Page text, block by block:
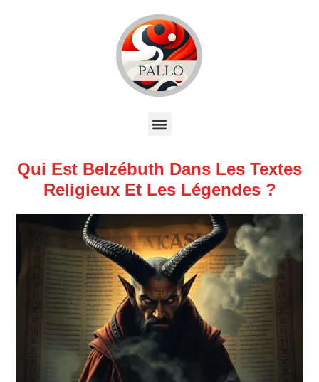
Qui Est Belzébuth Dans Les Textes
Religieux Et Les Légendes ?